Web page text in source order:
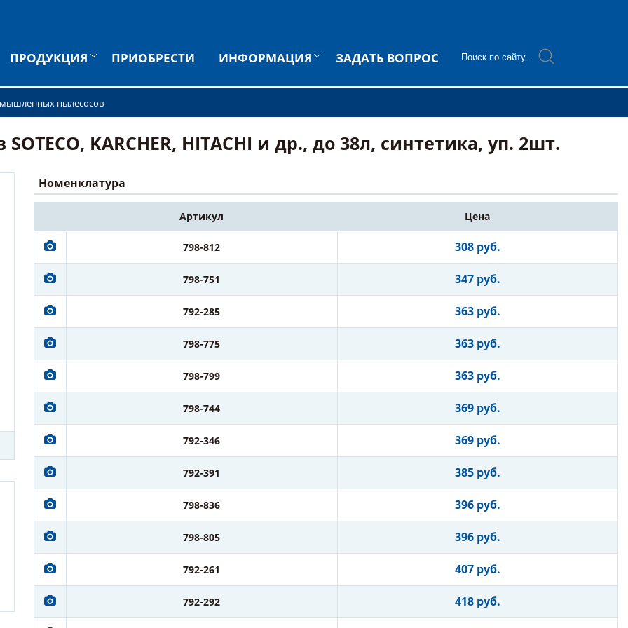
ПРОДУКЦИЯ ПРИОБРЕСТИ ИНФОРМАЦИЯ ЗАДАТЬ ВОПРОС
пылесосов
KARCHER, HITACHI и др., до 38л, синтетика, уп. 2шт.
Номенклатура
Артикул Цена
798-812 308 руб.
798-751 347 руб.
792-285 363 руб.
798-775 363 руб.
798-799 363 руб.
798-744 369 руб.
792-346 369 руб.
792-391 385 руб.
798-836 396 руб.
798-805 396 руб.
792-261 407 руб.
792-292 418 руб.